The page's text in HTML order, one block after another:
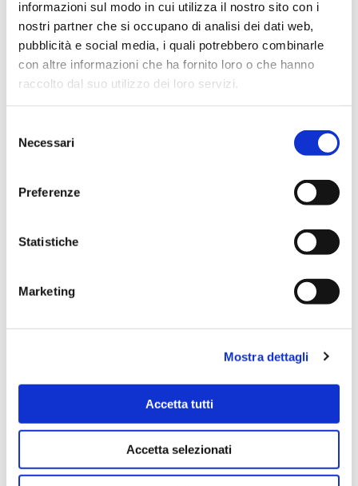
informazioni sul modo in cui utilizza il nostro sito con i
nostri partner che si occupano di analisi dei dati web,
pubblicità e social media, i quali potrebbero combinarle
con altre informazioni che ha fornito loro o che hanno
raccolto dal suo utilizzo dei loro servizi.
delNecessari
Preferenze
Statistiche
Marketing
Mostra dettagli
Accetta tutti
Accetta selezionati